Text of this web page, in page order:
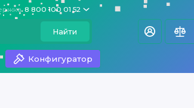
8 800 100 01 52
Найти
Конфигуратор